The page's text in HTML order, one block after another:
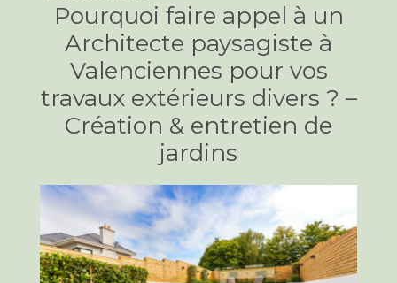
Pourquoi faire appel à un
Architecte paysagiste à
Valenciennes pour vos
travaux extérieurs divers ? –
Création & entretien de
jardins